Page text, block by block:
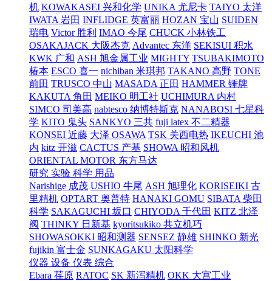
机 KOWAKASEI 兴和化学 UNIKA 尤尼卡 TAIYO 太洋
IWATA 岩田 INFLIDGE 英富丽 HOZAN 宝山 SUIDEN
瑞电 Victor 胜利 IMAO 今尾 CHUCK 小林铁工
OSAKAJACK 大阪杰克 Advantec 东洋 SEKISUI 积水
KWK 广和 ASH 旭金属工业 MIGHTY TSUBAKIMOTO
椿本 ESCO 喜一 nichiban 米琪邦 TAKANO 高野 TONE
前田 TRUSCO 中山 MASADA 正田 HAMMER 锤牌
KAKUTA 角田 MEIKO 明工社 UCHIMURA 内村
SIMCO 司美高 nabtesco 纳博特斯克 NANABOSI 七星科
学 KITO 鬼头 SANKYO 三共 fuji latex 不二精器
KONSEI 近藤 大泽 OSAWA TSK 关西电热 IKEUCHI 池
内 kitz 开滋 CACTUS 产基 SHOWA 昭和风机
ORIENTAL MOTOR 东方马达
研究 实验 科学 用品
Narishige 成茂 USHIO 牛尾 ASH 旭理化 KORISEIKI 古
里精机 OPTART 奥普特 HANAKI GOMU SIBATA 柴田
科学 SAKAGUCHI 坂口 CHIYODA 千代田 KITZ 北泽
阀 THINKY 日新基 kyoritsukiko 共立机巧
SHOWASOKKI 昭和测器 SENSEZ 静雄 SHINKO 新光
fujikin 富士金 SUNKAGAKU 太阳科学
仪器 设备 仪表 综合
Ebara 荏原 RATOC SK 新泻精机 OKK 大宫工业